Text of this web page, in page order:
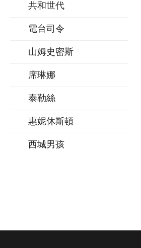
共和世代
電台司令
山姆史密斯
席琳娜
泰勒絲
惠妮休斯頓
西城男孩